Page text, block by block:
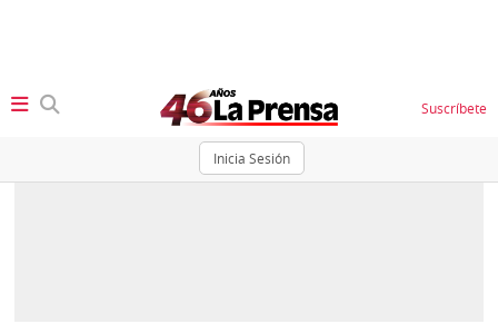
Inicia Sesión
Suscríbete